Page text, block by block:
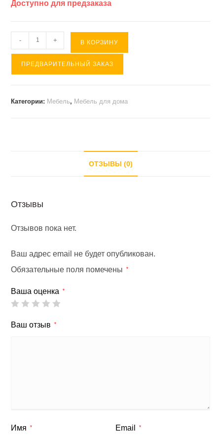
Доступно для предзаказа
Количество
товара
Модульная
СИЛЬВИЯ
- + В КОРЗИНУ
ПРЕДВАРИТЕЛЬНЫЙ ЗАКАЗ
Категории: Мебель, Мебель для дома
ОТЗЫВЫ (0)
Отзывы
Отзывов пока нет.
Ваш адрес email не будет опубликован.
Обязательные поля помечены
*
Ваша оценка *
Ваш отзыв *
Имя * Email *